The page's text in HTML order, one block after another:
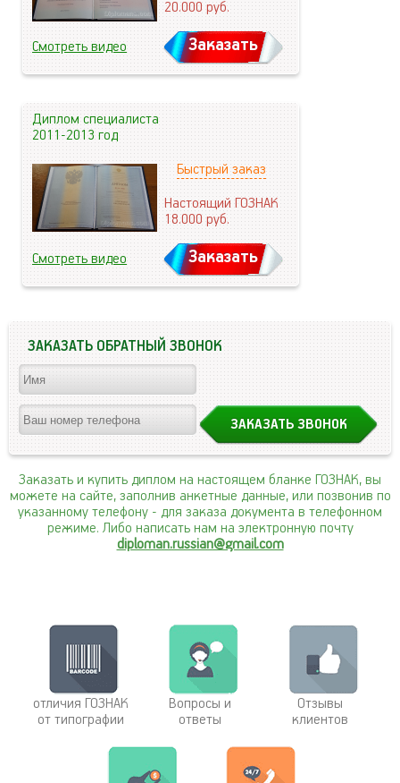
20.000руб.
Смотреть видео Заказать
Диплом специалиста
2011-2013 год
Быстрый заказ
Настоящий ГОЗНАК
18.000руб.
Смотреть видео Заказать
ЗАКАЗАТЬ ОБРАТНЫЙ ЗВОНОК
Заказать и купить диплом на настоящем бланке ГОЗНАК, вы
можете на сайте, заполнив анкетные данные, или позвонив по
указанному телефону - для заказа документа в телефонном
режиме. Либо написать нам на электронную почту
diploman.russian@gmail.com
отличия ГОЗНАК
от типографии
Вопросы и
ответы
Отзывы
клиентов